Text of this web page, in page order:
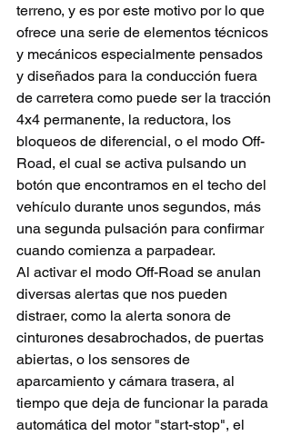
terreno, y es por este motivo por lo que
ofrece una serie de elementos técnicos
y mecánicos especialmente pensados
y diseñados para la conducción fuera
de carretera como puede ser la tracción
4x4 permanente, la reductora, los
bloqueos de diferencial, o el modo Off-
Road, el cual se activa pulsando un
botón que encontramos en el techo del
vehículo durante unos segundos, más
una segunda pulsación para confirmar
cuando comienza a parpadear.
Al activar el modo Off-Road se anulan
diversas alertas que nos pueden
distraer, como la alerta sonora de
cinturones desabrochados, de puertas
abiertas, o los sensores de
aparcamiento y cámara trasera, al
tiempo que deja de funcionar la parada
automática del motor "start-stop", el